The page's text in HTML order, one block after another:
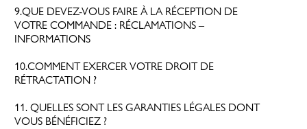
NOUVEAU
COFFRET DÉCOUVERTE 5X5ML
LA PERSONNALISATION
9.QUE DEVEZ-VOUS FAIRE À LA RÉCEPTION DE
VOTRE COMMANDE : RÉCLAMATIONS –
INFORMATIONS
10.COMMENT EXERCER VOTRE DROIT DE
RÉTRACTATION ?
11. QUELLES SONT LES GARANTIES LÉGALES DONT
VOUS BÉNÉFICIEZ ?